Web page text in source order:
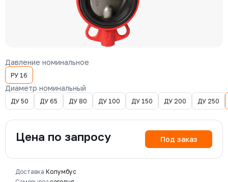
Давление номинальное
РУ 16
Диаметр номинальный
ДУ 50 ДУ 65 ДУ 80 ДУ 100 ДУ 150 ДУ 200 ДУ 250
Цена по запросу Под заказ
Доставка Колумбус